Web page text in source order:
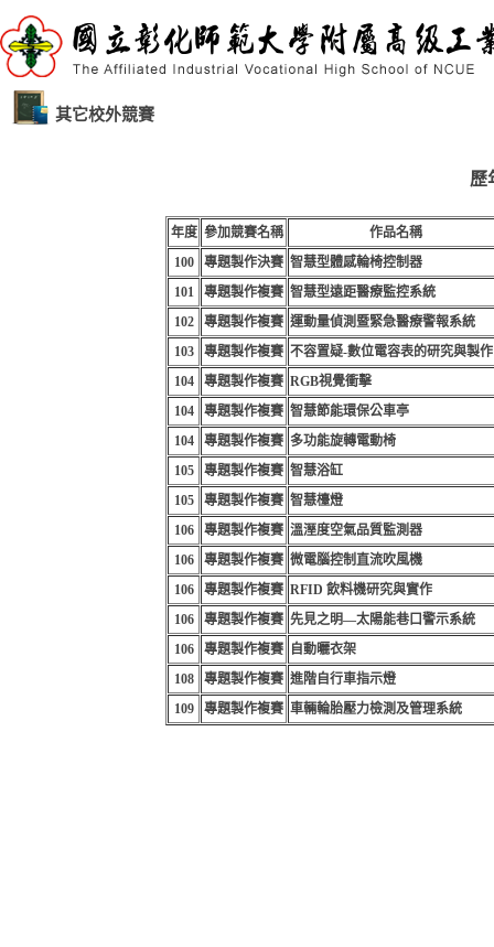
其它校外競賽
歷
年度 參加競賽名稱
作品名稱
100
專題製作決賽 智慧型體感輪椅控制器
101
專題製作複賽 智慧型遠距醫療監控系統
102
專題製作複賽 運動量偵測暨緊急醫療警報系統
103
專題製作複賽 不容置疑-數位電容表的研究與製作
104
專題製作複賽 RGB視覺衝擊
104
專題製作複賽 智慧節能環保公車亭
104
專題製作複賽 多功能旋轉電動椅
105
專題製作複賽 智慧浴缸
105
專題製作複賽 智慧檯燈
106
專題製作複賽 溫溼度空氣品質監測器
106
專題製作複賽 微電腦控制直流吹風機
106
專題製作複賽 RFID 飲料機研究與實作
106
專題製作複賽 先見之明—太陽能巷口警示系統
106
專題製作複賽
自動曬衣架
108
專題製作複賽 進階自行車指示燈
109
專題製作複賽 車輛輪胎壓力檢測及管理系統